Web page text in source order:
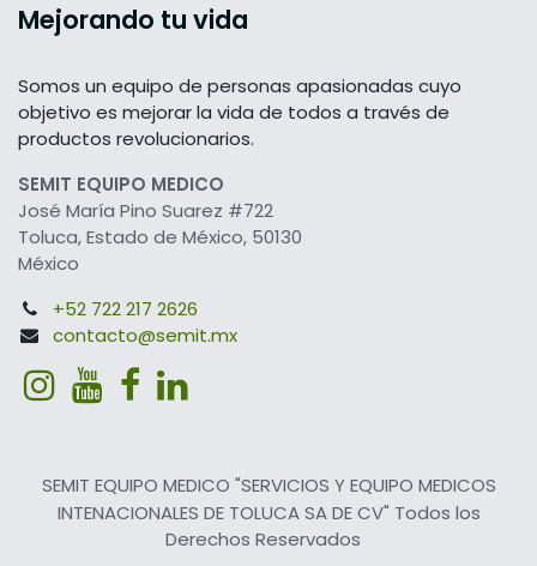
Mejorando tu vida
Somos un equipo de personas apasionadas cuyo
objetivo es mejorar la vida de todos a través de
productos revolucionarios.
SEMIT EQUIPO MEDICO
José María Pino Suarez #722
Toluca, Estado de México, 50130
México
+52 722 217 2626
contacto@semit.mx
SEMIT EQUIPO MEDICO "SERVICIOS Y EQUIPO MEDICOS
INTENACIONALES DE TOLUCA SA DE CV" Todos los
Derechos Reservados